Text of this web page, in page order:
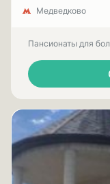
Медведково
Пансионаты для